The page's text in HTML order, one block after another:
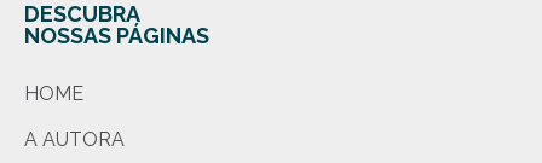
DESCUBRA
NOSSAS PÁGINAS
HOME
A AUTORA